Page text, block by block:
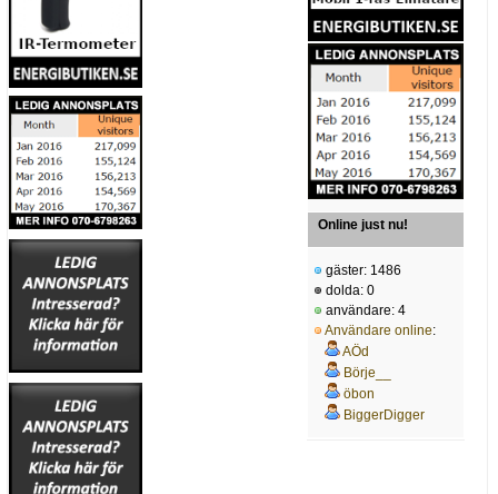
Online just nu!
gäster: 1486
dolda: 0
användare: 4
Användare online:
AÖd
Börje__
öbon
BiggerDigger